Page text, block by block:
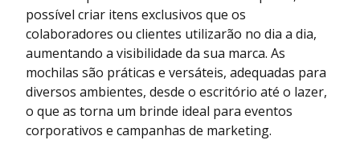
possível criar itens exclusivos que os
colaboradores ou clientes utilizarão no dia a dia,
aumentando a visibilidade da sua marca. As
mochilas são práticas e versáteis, adequadas para
diversos ambientes, desde o escritório até o lazer,
o que as torna um brinde ideal para eventos
corporativos e campanhas de marketing.